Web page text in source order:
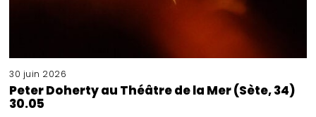
30 juin 2026
Peter Doherty au Théâtre de la Mer (Sète, 34)
30.05